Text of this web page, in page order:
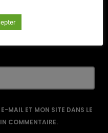
MAIL ET MON SITE DANS LE
COMMENTAIRE.